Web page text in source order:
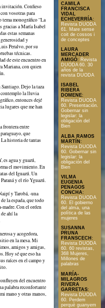
invitación. Confieso
vosotras para
tema monográfico “La
gracias a María Isabel
estas semanas
y
Peralvo, por su
técnicas.
de este encuentro en
Mariana, con quien
Dejo la taza
contemplo la lluvia
entonces dejé
lugares que me han
frontera entre
que
historia de tantas
es agua y guazú,
el movimiento. En
del Iguazú. Un
y el río Yguazú.
y Tarobá, -una
la espada, que todo
madre. Con el orden
de ahí la
y acogedora,
en la mesa. Mi
amigos y amigas,
Hoy sé que eso ha
raíces en el campo y
del encuentro
palabra reconfortante
mano y otras manos,
CAMILA
FRANCISCA
VIDAL
ECHEVERRÍA:
Revista DUODA
61. Mare sense
coit de cossos i
de conceptes
LAURA
MERCADER
AMIGÓ: Revista
DUODA 60. 30
años de la
revista DUODA
ISABEL
RIBERA
DOMENE:
Revista DUODA
60. Presentación.
Gobernar sin
legislar: la
obligación del
Bien
ALBA RAMOS
MARTÍN :
Revista DUODA
60. Gobernar sin
legislar: la
obligación del
Bien
VILMA
EUGENIA
PENAGOS
CONCHA:
Revista DUODA
60. El gobierno
del alma, una
política de las
mujeres
SUSANNA
PRUNA
FRANSCECH :
Revista DUODA
60. 60 revistas,
368 Mujeres,
Millones de
palabras
MARÍA-
MILAGROS
RIVERA
GARRETAS:
Revista DUODA
60. Perdem
perquè guanyem